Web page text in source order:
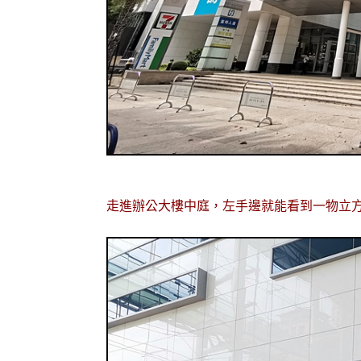
走進辦公大樓中庭，左手邊就能看到一物立